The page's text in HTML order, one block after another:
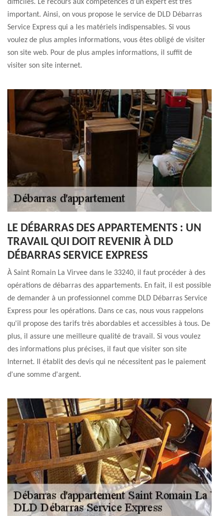
difficiles. Le recours aux compétences d'un expert est très
important. Ainsi, on vous propose le service de DLD Débarras
Service Express qui a les matériels indispensables. Si vous
voulez de plus amples informations, vous êtes obligé de visiter
son site web. Pour de plus amples informations, il suffit de
visiter son site internet.
LE DÉBARRAS DES APPARTEMENTS : UN
TRAVAIL QUI DOIT REVENIR À DLD
DÉBARRAS SERVICE EXPRESS
À Saint Romain La Virvee dans le 33240, il faut procéder à des
opérations de débarras des appartements. En fait, il est possible
de demander à un professionnel comme DLD Débarras Service
Express pour les opérations. Dans ce cas, nous vous rappelons
qu'il propose des tarifs très abordables et accessibles à tous. De
plus, il assure une meilleure qualité de travail. Si vous voulez
des informations plus précises, il faut que visiter son site
Internet. Il établit des devis qui ne nécessitent pas le paiement
d'une somme d'argent.